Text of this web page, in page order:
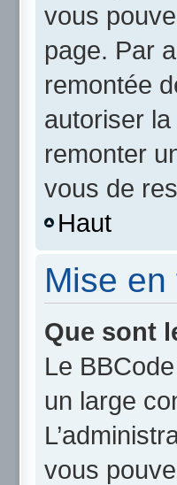
vous
page. Par
remontée
autoriser
remonter
vous de
Haut
Mise
Que sont
Le
un large
vous